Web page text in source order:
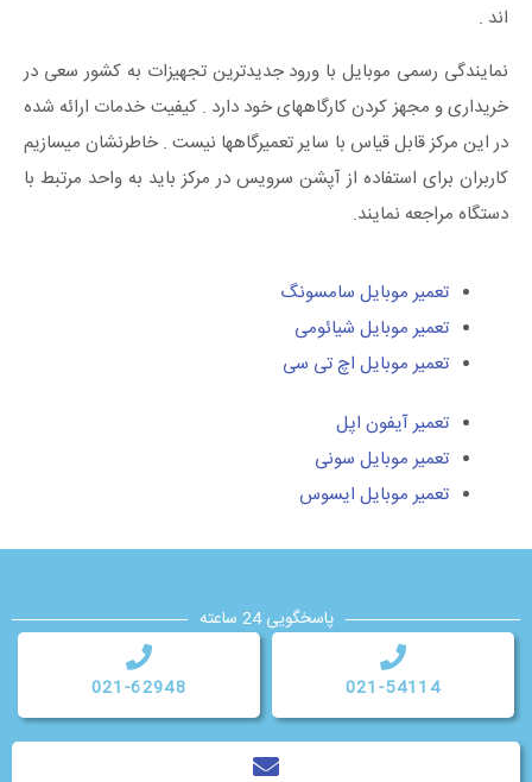
اند .
نمایندگی رسمی موبایل با ورود جدیدترین تجهیزات به کشور سعی در
خریداری و مجهز کردن کارگاههای خود دارد . کیفیت خدمات ارائه شده
در این مرکز قابل قیاس با سایر تعمیرگاهها نیست . خاطرنشان میسازیم
کاربران برای استفاده از آپشن سرویس در مرکز باید به واحد مرتبط با
دستگاه مراجعه نمایند.
تعمیر موبایل سامسونگ
تعمیر موبایل شیائومی
تعمیر موبایل اچ تی سی
تعمیر آیفون اپل
تعمیر موبایل سونی
تعمیر موبایل ایسوس
پاسخگویی 24 ساعته
021-54114
021-62948